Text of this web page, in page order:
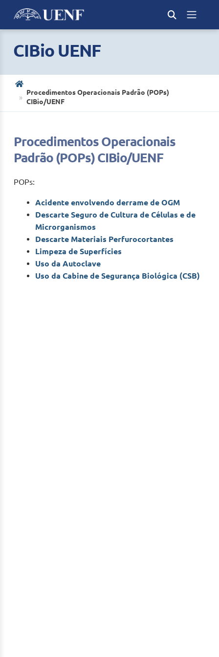
CIBio UENF
Procedimentos Operacionais Padrão (POPs)
CIBio/UENF
Procedimentos Operacionais
Padrão (POPs) CIBio/UENF
POPs:
Acidente envolvendo derrame de OGM
Descarte Seguro de Cultura de Células e de
Microrganismos
Descarte Materiais Perfurocortantes
Limpeza de Superfícies
Uso da Autoclave
Uso da Cabine de Segurança Biológica (CSB)